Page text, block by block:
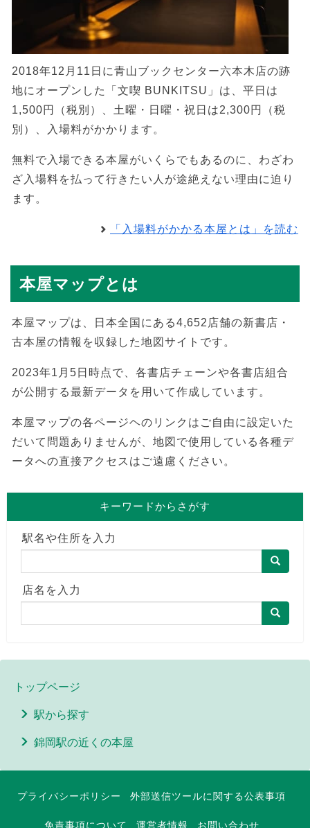
2018年12月11日に青山ブックセンター六本木店の跡
地にオープンした「文喫 BUNKITSU」は、平日は
1,500円（税別）、土曜・日曜・祝日は2,300円（税
別）、入場料がかかります。
無料で入場できる本屋がいくらでもあるのに、わざわ
ざ入場料を払って行きたい人が途絶えない理由に迫り
ます。
「入場料がかかる本屋とは」を読む
本屋マップとは
本屋マップは、日本全国にある4,652店舗の新書店・
古本屋の情報を収録した地図サイトです。
2023年1月5日時点で、各書店チェーンや各書店組合
が公開する最新データを用いて作成しています。
本屋マップの各ページヘのリンクはご自由に設定いた
だいて問題ありませんが、地図で使用している各種デ
ータへの直接アクセスはご遠慮ください。
キーワードからさがす
駅名や住所を入力
店名を入力
トップページ
駅から探す
錦岡駅の近くの本屋
プライバシーポリシー 外部送信ツールに関する公表事項
免責事項について 運営者情報 お問い合わせ